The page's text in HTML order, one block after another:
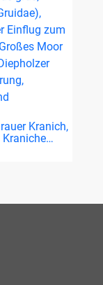
Kranich,
Kraniche…